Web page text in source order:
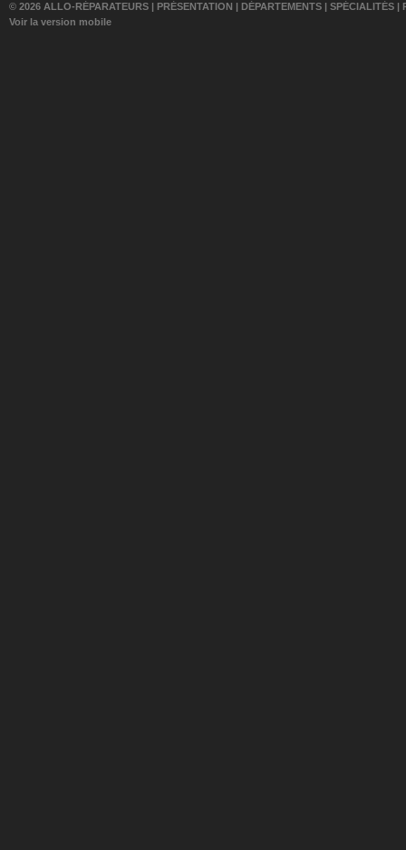
© 2026 ALLO-RÉPARATEURS | PRÉSENTATION | DÉPARTEMENTS | SPÉCIALITÉS |
Voir la version mobile